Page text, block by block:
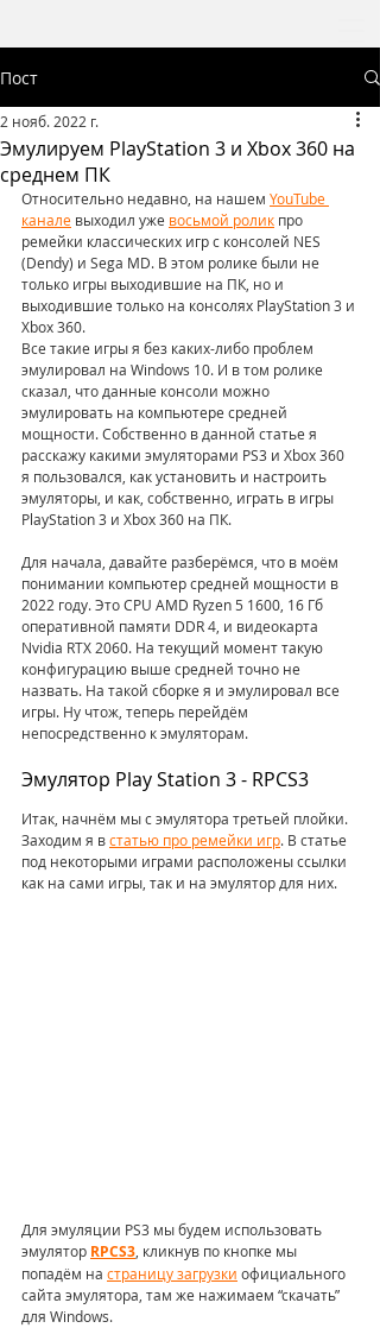
Пост
Эмулируем PlayStation 3 и Xbox 360 на
среднем ПК
2 нояб. 2022 г.
Относительно недавно, на нашем YouTube
канале выходил уже восьмой ролик про
ремейки классических игр с консолей NES
(Dendy) и Sega MD. В этом ролике были не
только игры выходившие на ПК, но и
выходившие только на консолях PlayStation 3 и
Xbox 360.
Все такие игры я без каких-либо проблем
эмулировал на Windows 10. И в том ролике
сказал, что данные консоли можно
эмулировать на компьютере средней
мощности. Собственно в данной статье я
расскажу какими эмуляторами PS3 и Xbox 360
я пользовался, как установить и настроить
эмуляторы, и как, собственно, играть в игры
PlayStation 3 и Xbox 360 на ПК.
Для начала, давайте разберёмся, что в моём
понимании компьютер средней мощности в
2022 году. Это CPU AMD Ryzen 5 1600, 16 Гб
оперативной памяти DDR 4, и видеокарта
Nvidia RTX 2060. На текущий момент такую
конфигурацию выше средней точно не
назвать. На такой сборке я и эмулировал все
игры. Ну чтож, теперь перейдём
непосредственно к эмуляторам.
Эмулятор Play Station 3 - RPCS3
Итак, начнём мы с эмулятора третьей плойки.
Заходим я в статью про ремейки игр. В статье
под некоторыми играми расположены ссылки
как на сами игры, так и на эмулятор для них.
Для эмуляции PS3 мы будем использовать
эмулятор RPCS3 , кликнув по кнопке мы
попадём на страницу загрузки официального
сайта эмулятора, там же нажимаем “скачать”
для Windows.